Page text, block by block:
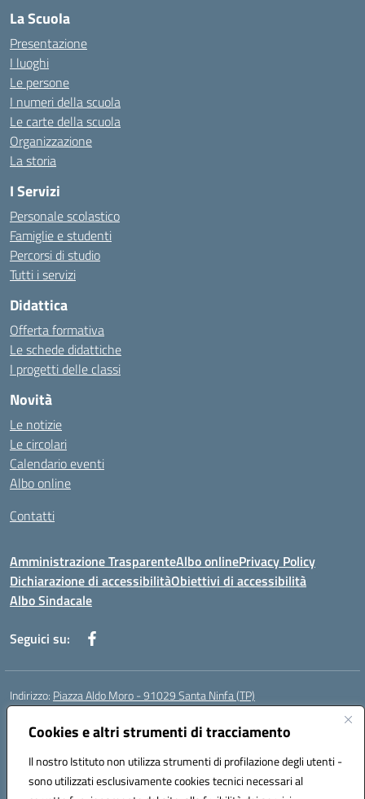
Cookies e altri strumenti di tracciamento
Il nostro Istituto non utilizza strumenti di profilazione degli utenti -
sono utilizzati esclusivamente cookies tecnici necessari al
La Scuola
Presentazione
I luoghi
Le persone
I numeri della scuola
Le carte della scuola
Organizzazione
La storia
I Servizi
Personale scolastico
Famiglie e studenti
Percorsi di studio
Tutti i servizi
Didattica
Offerta formativa
Le schede didattiche
I progetti delle classi
Novità
Le notizie
Le circolari
Calendario eventi
Albo online
Contatti
Amministrazione TrasparenteAlbo onlinePrivacy Policy
Dichiarazione di accessibilitàObiettivi di accessibilità
Albo Sindacale
Seguici su:
Indirizzo: Piazza Aldo Moro - 91029 Santa Ninfa (TP)
Centralino:
Posta elettronica certificata (PEC):tpic807004@pec.istruzione.it
Codice fiscale: 81002070811
Codice meccanografico:TPIC807004
Codice Indice delle Pubbliche Amministrazioni (IPA): istsc_tpic807004